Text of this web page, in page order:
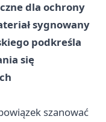
dla ochrony
sygnowany
podkreśla
się
szanować